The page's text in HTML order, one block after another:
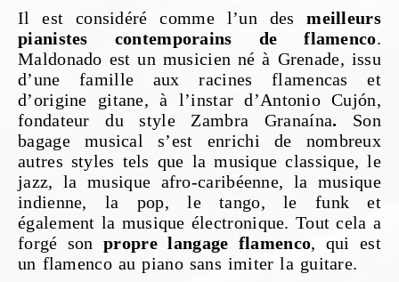
Il est considéré comme l’un desmeilleurs
pianistes contemporains de flamenco.
Maldonado est un musicien né à Grenade, issu
d’une famille aux racines flamencas et
d’origine gitane, à l’instar d’Antonio Cujón,
fondateur du style Zambra Granaína. Son
bagage musical s’est enrichi de nombreux
autres styles tels que la musique classique, le
jazz, la musique afro-caribéenne, la musique
indienne, la pop, le tango, le funk et
également la musique électronique. Tout cela a
forgé sonpropre langage flamenco, qui est
un flamenco au piano sans imiter la guitare.